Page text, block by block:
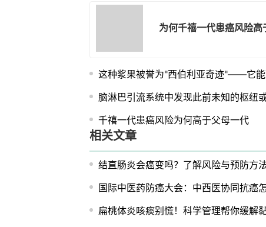
为何千禧一代患癌风险
这种浆果被誉为"西伯利亚奇迹"——它
脑淋巴引流系统中发现此前未知的枢纽
千禧一代患癌风险为何高于父母一代
相关文章
结直肠炎会癌变吗？了解风险与预防方
国际中医药防癌大会：中西医协同抗癌
扁桃体炎咳痰别慌！科学管理帮你缓解